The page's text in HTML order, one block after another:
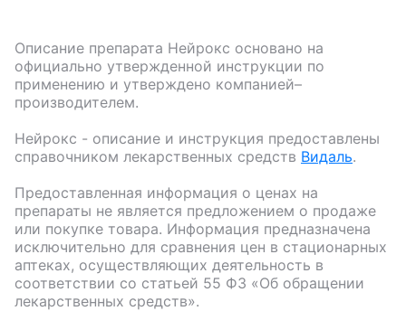
Описание препарата Нейрокс основано на
официально утвержденной инструкции по
применению и утверждено компанией–
производителем.
Нейрокс - описание и инструкция предоставлены
справочником лекарственных средств Видаль.
Предоставленная информация о ценах на
препараты не является предложением о продаже
или покупке товара. Информация предназначена
исключительно для сравнения цен в стационарных
аптеках, осуществляющих деятельность в
соответствии со статьей 55 ФЗ «Об обращении
лекарственных средств».